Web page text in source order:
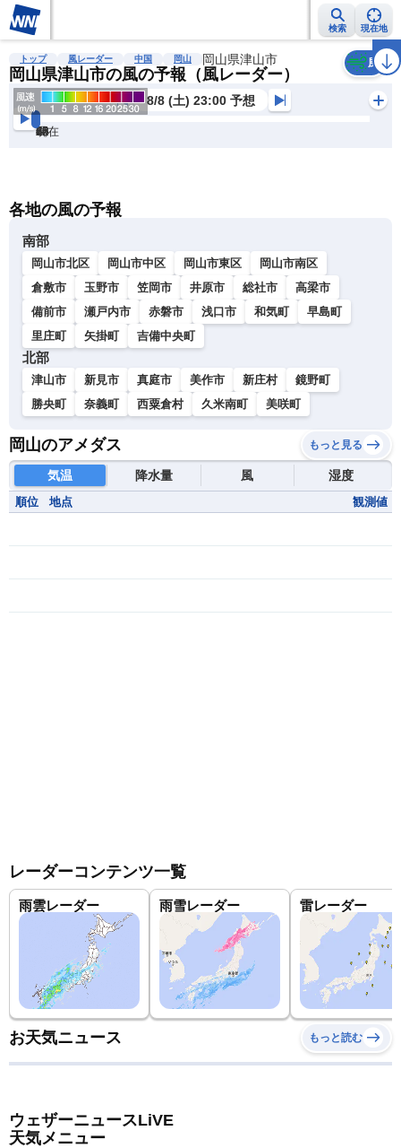
検索 現在地
雨雲レーダー 台風情報 地震情報 警報・注意報 2週間天気 ラ
トップ 風レーダー 中国 岡山 岡山県津山市
岡山県津山市の風の予報（風レーダー）
風
8/8 (土) 23:00 予想
現在
6h
12
24
36
48
60
72
各地の風の予報
南部
岡山市北区 岡山市中区 岡山市東区
岡山市南区
倉敷市
玉野市 笠岡市 井原市 総社市
高梁市
備前市
瀬戸内市 赤磐市 浅口市 和気町
早島町
里庄町
矢掛町 吉備中央町
北部
津山市 新見市 真庭市 美作市 新庄村
鏡野町
勝央町
奈義町 西粟倉村 久米南町 美咲町
岡山のアメダス もっと見る
気温 降水量 風 湿度
順位 地点 観測値
レーダーコンテンツ一覧
雨雲レーダー 雨雪レーダー 雷レーダー
お天気ニュース もっと読む
ウェザーニュースLiVE
天気メニュー